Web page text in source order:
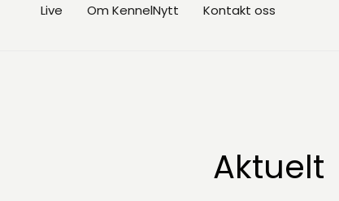
Live Om KennelNytt Kontakt oss
Aktuelt